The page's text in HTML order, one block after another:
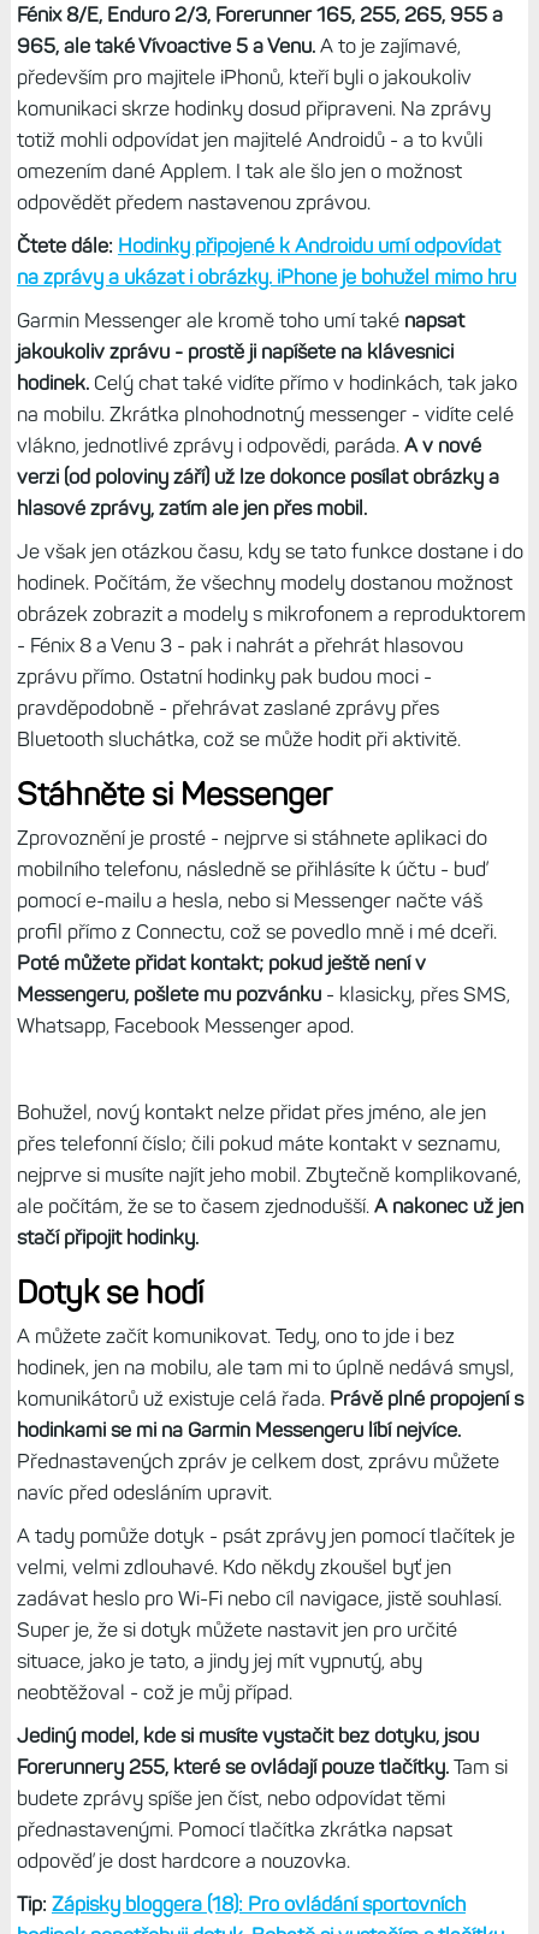
Fénix 8/E, Enduro 2/3, Forerunner 165, 255, 265, 955 a
965, ale také Vívoactive 5 a Venu. A to je zajímavé,
především pro majitele iPhonů, kteří byli o jakoukoliv
komunikaci skrze hodinky dosud připraveni. Na zprávy
totiž mohli odpovídat jen majitelé Androidů - a to kvůli
omezením dané Applem. I tak ale šlo jen o možnost
odpovědět předem nastavenou zprávou.
Čtete dále: Hodinky připojené k Androidu umí odpovídat
na zprávy a ukázat i obrázky. iPhone je bohužel mimo hru
Garmin Messenger ale kromě toho umí také napsat
jakoukoliv zprávu - prostě ji napíšete na klávesnici
hodinek.Celý chat také vidíte přímo v hodinkách, tak jako
na mobilu. Zkrátka plnohodnotný messenger - vidíte celé
vlákno, jednotlivé zprávy i odpovědi, paráda. A v nové
verzi (od poloviny září) už lze dokonce posílat obrázky a
hlasové zprávy, zatím ale jen přes mobil.
Je však jen otázkou času, kdy se tato funkce dostane i do
hodinek. Počítám, že všechny modely dostanou možnost
obrázek zobrazit a modely s mikrofonem a reproduktorem
- Fénix 8 a Venu 3 - pak i nahrát a přehrát hlasovou
zprávu přímo. Ostatní hodinky pak budou moci -
pravděpodobně - přehrávat zaslané zprávy přes
Bluetooth sluchátka, což se může hodit při aktivitě.
Stáhněte si Messenger
Zprovoznění je prosté - nejprve si stáhnete aplikaci do
mobilního telefonu, následně se přihlásíte k účtu - buď
pomocí e-mailu a hesla, nebo si Messenger načte váš
profil přímo z Connectu, což se povedlo mně i mé dceři.
Poté můžete přidat kontakt; pokud ještě není v
Messengeru, pošlete mu pozvánku- klasicky, přes SMS,
Whatsapp, Facebook Messenger apod.
Bohužel, nový kontakt nelze přidat přes jméno, ale jen
přes telefonní číslo; čili pokud máte kontakt v seznamu,
nejprve si musíte najít jeho mobil. Zbytečně komplikované,
ale počítám, že se to časem zjednodušší.
stačí připojit hodinky.
Dotyk se hodí
A můžete začít komunikovat. Tedy, ono to jde i bez
hodinek, jen na mobilu, ale tam mi to úplně nedává smysl,
komunikátorů už existuje celá řada.
hodinkami se mi na Garmin Messengeru líbí nejvíce.
Přednastavených zpráv je celkem dost, zprávu můžete
navíc před odesláním upravit.
A tady pomůže dotyk - psát zprávy jen pomocí tlačítek je
velmi, velmi zdlouhavé. Kdo někdy zkoušel byť jen
zadávat heslo pro Wi-Fi nebo cíl navigace, jistě souhlasí.